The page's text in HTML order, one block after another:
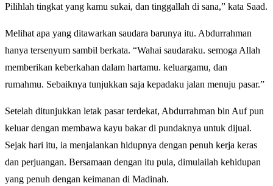
Pilihlah tingkat yang kamu sukai, dan tinggallah di sana,” kata Saad.
Melihat apa yang ditawarkan saudara barunya itu. Abdurrahman
hanya tersenyum sambil berkata. “Wahai saudaraku. semoga Allah
memberikan keberkahan dalam hartamu. keluargamu, dan
rumahmu. Sebaiknya tunjukkan saja kepadaku jalan menuju pasar.”
Setelah ditunjukkan letak pasar terdekat, Abdurrahman bin Auf pun
keluar dengan membawa kayu bakar di pundaknya untuk dijual.
Sejak hari itu, ia menjalankan hidupnya dengan penuh kerja keras
dan perjuangan. Bersamaan dengan itu pula, dimulailah kehidupan
yang penuh dengan keimanan di Madinah.